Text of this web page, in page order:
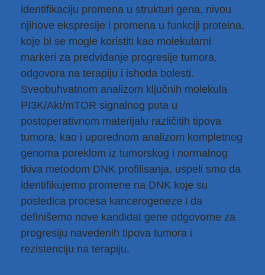
identifikaciju promena u strukturi gena, nivou
njihove ekspresije i promena u funkciji proteina,
koje bi se mogle koristiti kao molekularni
markeri za predviđanje progresije tumora,
odgovora na terapiju i ishoda bolesti.
Sveobuhvatnom analizom ključnih molekula
PI3K/Akt/mTOR signalnog puta u
postoperativnom materijalu različitih tipova
tumora, kao i uporednom analizom kompletnog
genoma poreklom iz tumorskog i normalnog
tkiva metodom DNK profilisanja, uspeli smo da
identifikujemo promene na DNK koje su
posledica procesa kancerogeneze i da
definišemo nove kandidat gene odgovorne za
progresiju navedenih tipova tumora i
rezistenciju na terapiju.